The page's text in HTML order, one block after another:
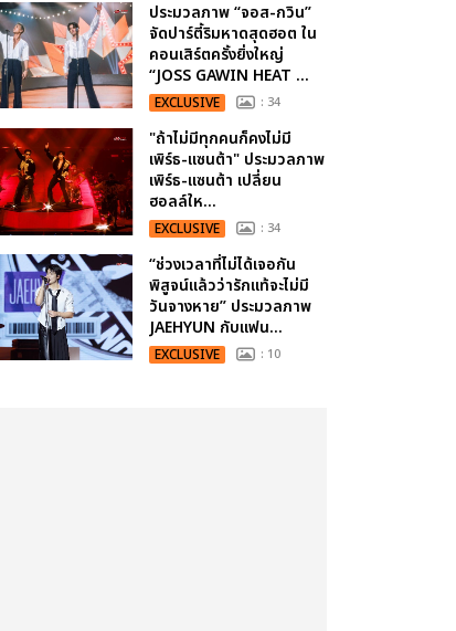
ประมวลภาพ “จอส-กวิน”
จัดปาร์ตี้ริมหาดสุดฮอต ใน
คอนเสิร์ตครั้งยิ่งใหญ่
“JOSS GAWIN HEAT ...
EXCLUSIVE : 34
"ถ้าไม่มีทุกคนก็คงไม่มี
เพิร์ธ-แซนต้า" ประมวลภาพ
เพิร์ธ-แซนต้า เปลี่ยน
ฮอลล์ให...
EXCLUSIVE : 34
“ช่วงเวลาที่ไม่ได้เจอกัน
พิสูจน์แล้วว่ารักแท้จะไม่มี
วันจางหาย” ประมวลภาพ
JAEHYUN กับแฟน...
EXCLUSIVE : 10